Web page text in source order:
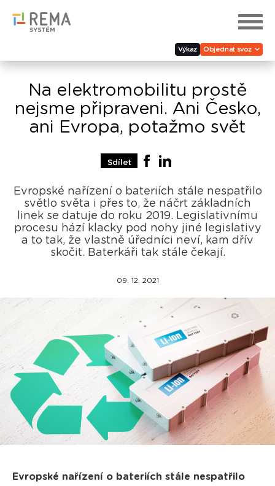
Výkaz Objednat svoz
Na elektromobilitu prostě
nejsme připraveni. Ani Česko,
ani Evropa, potažmo svět
Sdílet
Evropské nařízení o bateriích stále nespatřilo
světlo světa i přes to, že náčrt základních
linek se datuje do roku 2019. Legislativnímu
procesu hází klacky pod nohy jiné legislativy
a to tak, že vlastně úředníci neví, kam dřív
skočit. Baterkáři tak stále čekají.
09. 12. 2021
Evropské nařízení o bateriích stále nespatřilo